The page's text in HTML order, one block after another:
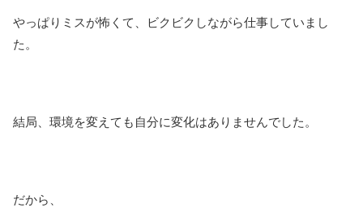
やっぱりミスが怖くて、ビクビクしながら仕事していまし
た。
結局、環境を変えても自分に変化はありませんでした。
だから、